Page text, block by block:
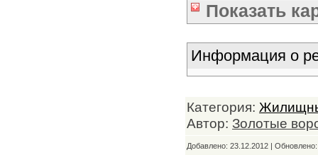
Показать
Информация о
Категория:
Автор: Золотые
Добавлено: 23.12.2012 |